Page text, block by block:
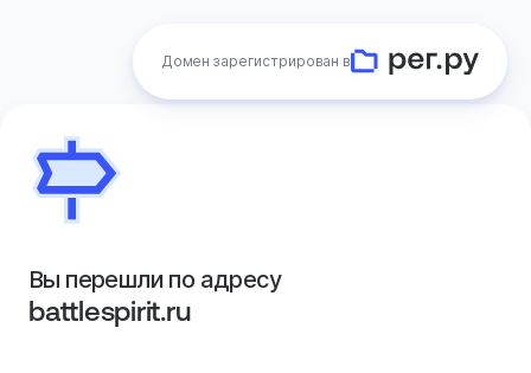
Домен зарегистрирован в
Вы перешли по адресу
battlespirit.ru